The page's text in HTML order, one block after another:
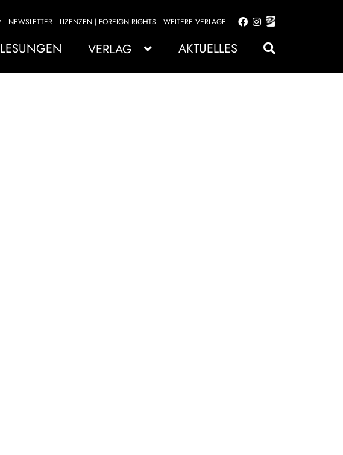
NEWSLETTER LIZENZEN | FOREIGN RIGHTS WEITERE VERLAGE
Zur
springen
Zum
springen
LESUNGEN VERLAG AKTUELLES